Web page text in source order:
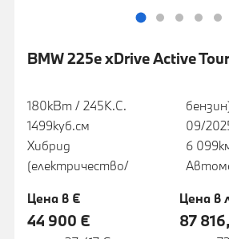
BMW 225e xDrive Active
180кВт / 245К.С.
1499куб.cм
Хибрид
(електричество/
09/
6
Цена в €
44 900 €
Цена в
87